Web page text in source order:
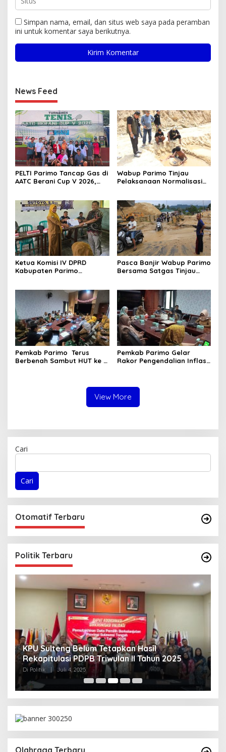
Simpan nama, email, dan situs web saya pada peramban
ini untuk komentar saya berikutnya.
News Feed
PELTI Parimo Tancap Gas di
AATC Berani Cup V 2026,
Sulteng
Wabup Parimo Tinjau
Pelaksanaan Normalisasi
Ketua Komisi IV DPRD
Kabupaten Parimo
Sidang 2025/2026
Pasca Banjir Wabup Parimo
Bersama Satgas Tinjau
Pemkab Parimo Terus
Berbenah Sambut HUT ke –
Pemkab Parimo Gelar
Rakor Pengendalian Inflasi
View More
Cari
Cari
Otomatif Terbaru
Politik Terbaru
KPU Sulteng Belum Tetapkan Hasil
Rekapitulasi PDPB Triwulan II Tahun 2025
Di Politik Juli 4, 2025